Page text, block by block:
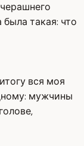
такая: что
вся моя
мужчины